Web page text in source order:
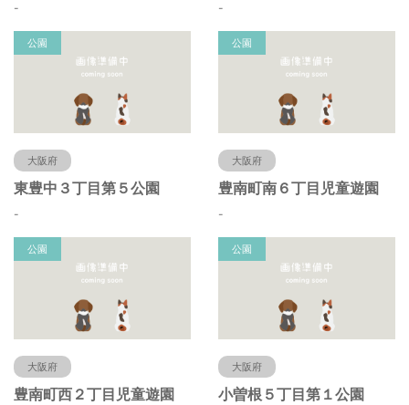
- -
公園
大阪府
東豊中３丁目第５公園
-
公園
大阪府
豊南町南６丁目児童遊園
-
公園
大阪府
豊南町西２丁目児童遊園
公園
大阪府
小曽根５丁目第１公園